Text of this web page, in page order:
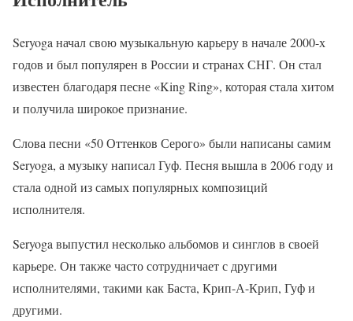
Seryoga начал свою музыкальную карьеру в начале 2000-х
годов и был популярен в России и странах СНГ. Он стал
известен благодаря песне «King Ring», которая стала хитом
и получила широкое признание.
Слова песни «50 Оттенков Серого» были написаны самим
Seryoga, а музыку написал Гуф. Песня вышла в 2006 году и
стала одной из самых популярных композиций
исполнителя.
Seryoga выпустил несколько альбомов и синглов в своей
карьере. Он также часто сотрудничает с другими
исполнителями, такими как Баста, Крип-А-Крип, Гуф и
другими.